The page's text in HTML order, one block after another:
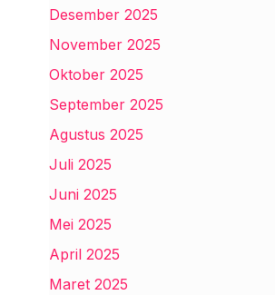
Desember 2025
November 2025
Oktober 2025
September 2025
Agustus 2025
Juli 2025
Juni 2025
Mei 2025
April 2025
Maret 2025